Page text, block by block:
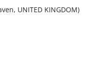
UNITED KINGDOM)